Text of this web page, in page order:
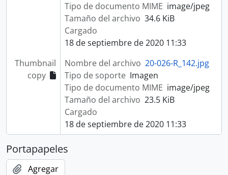
Tipo de documento MIME image/jpeg
Tamaño del archivo 34.6 KiB
Cargado
18 de septiembre de 2020 11:33
Thumbnail
copy
Nombre del archivo 20-026-R_142.jpg
Tipo de soporte Imagen
Tipo de documento MIME image/jpeg
Tamaño del archivo 23.5 KiB
Cargado
18 de septiembre de 2020 11:33
Portapapeles
Agregar